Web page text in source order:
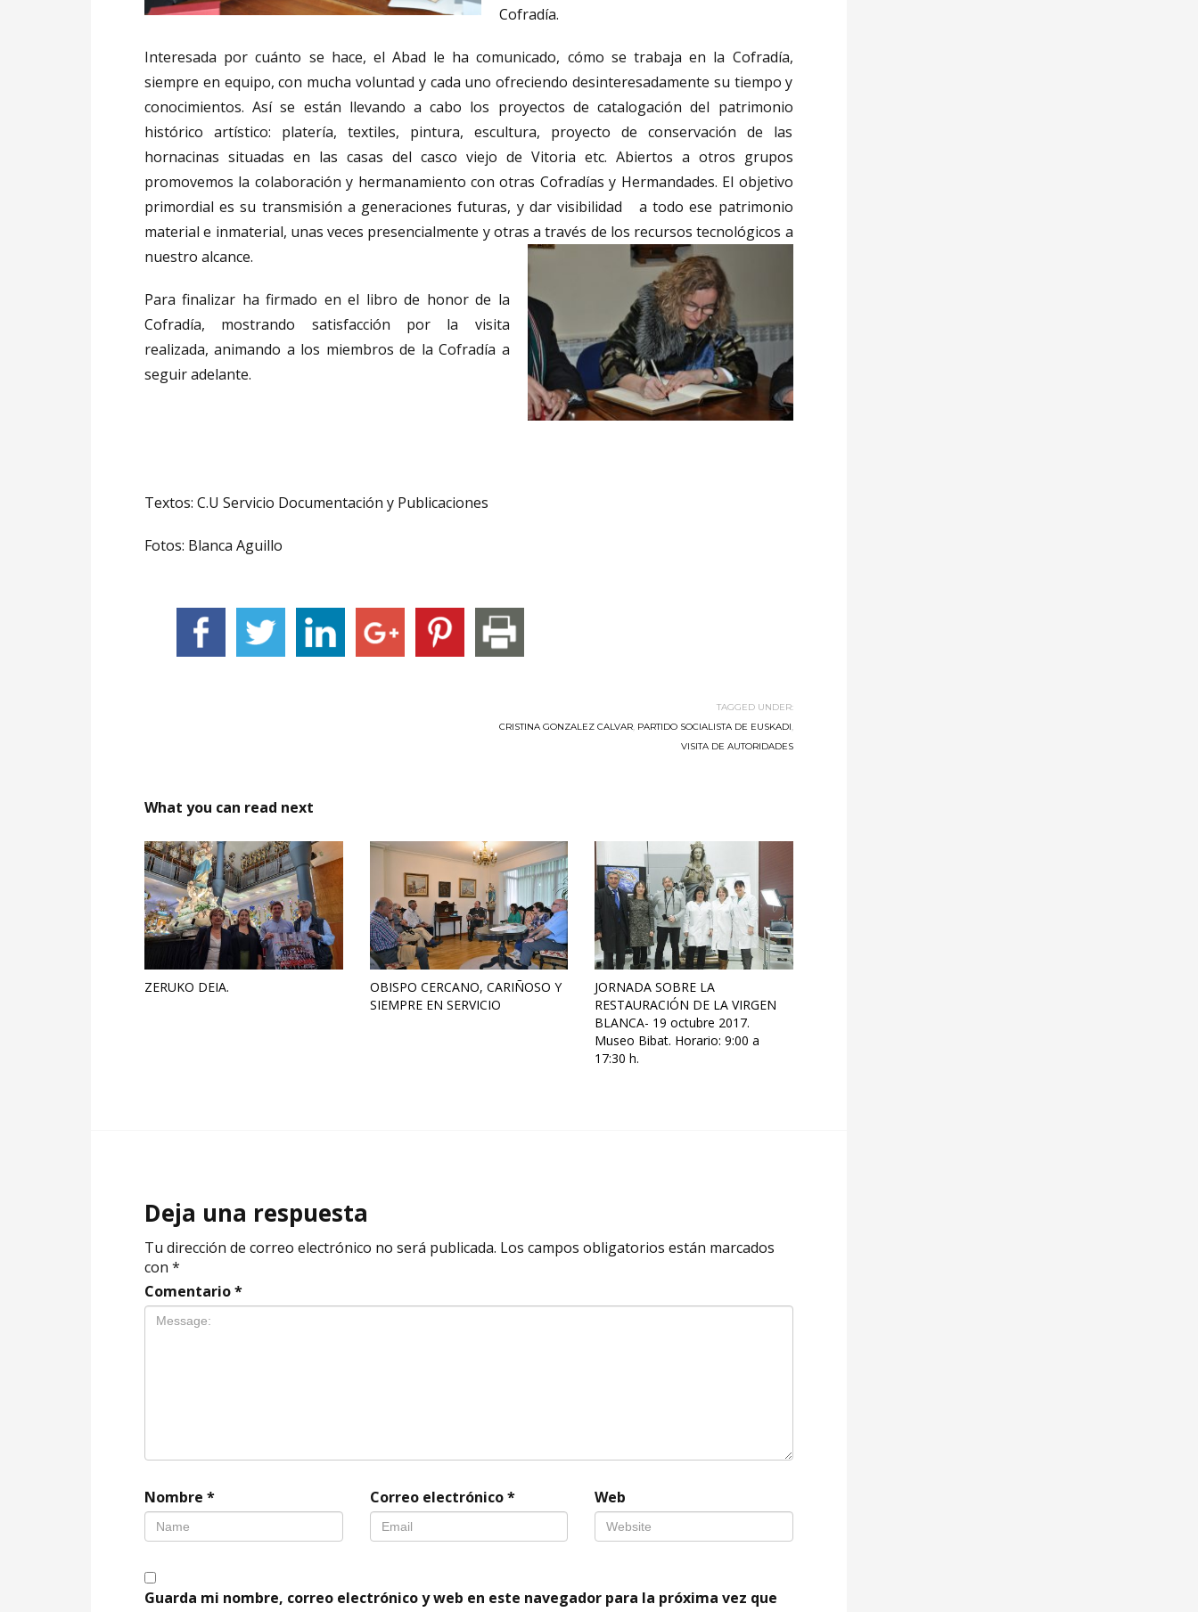
Cofradía.
Interesada por cuánto se hace, el Abad le ha comunicado, cómo se trabaja en la Cofradía,
siempre en equipo, con mucha voluntad y cada uno ofreciendo desinteresadamente su tiempo y
conocimientos. Así se están llevando a cabo los proyectos de catalogación del patrimonio
histórico artístico: platería, textiles, pintura, escultura, proyecto de conservación de las
hornacinas situadas en las casas del casco viejo de Vitoria etc. Abiertos a otros grupos
promovemos la colaboración y hermanamiento con otras Cofradías y Hermandades. El objetivo
primordial es su transmisión a generaciones futuras, y dar visibilidad a todo ese patrimonio
material e inmaterial, unas veces presencialmente y otras a través de los recursos tecnológicos a
nuestro alcance.
Para finalizar ha firmado en el libro de honor de la
Cofradía, mostrando satisfacción por la visita
realizada, animando a los miembros de la Cofradía a
seguir adelante.
Textos: C.U Servicio Documentación y Publicaciones
Fotos: Blanca Aguillo
TAGGED UNDER:
CRISTINA GONZALEZ CALVAR, PARTIDO SOCIALISTA DE EUSKADI,
VISITA DE AUTORIDADES
What you can read next
ZERUKO DEIA.
OBISPO CERCANO, CARIÑOSO Y
SIEMPRE EN SERVICIO
JORNADA SOBRE LA
RESTAURACIÓN DE LA VIRGEN
BLANCA- 19 octubre 2017.
Museo Bibat. Horario: 9:00 a
17:30 h.
Deja una respuesta
Tu dirección de correo electrónico no será publicada. Los campos obligatorios están marcados
con *
Comentario*
Nombre * Correo electrónico* Web
Guarda mi nombre, correo electrónico y web en este navegador para la próxima vez que